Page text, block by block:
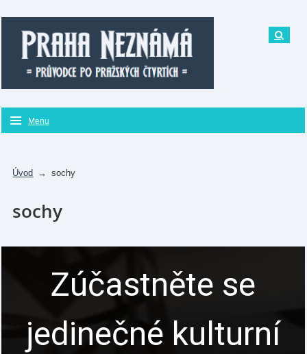
Menu
Úvod → sochy
sochy
Zúčastněte se
jedinečné kulturní